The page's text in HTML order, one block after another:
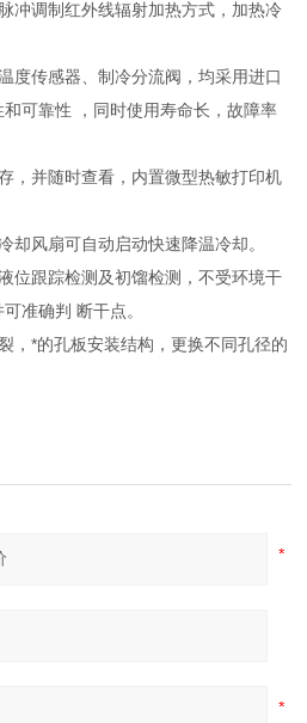
冲调制红外线辐射加热方式，加热冷
度传感器、制冷分流阀，均采用进口
可靠性 ，同时使用寿命长，故障率
，并随时查看，内置微型热敏打印机
却风扇可自动启动快速降温冷却。
位跟踪检测及初馏检测，不受环境干
准确判 断干点。
，*的孔板安装结构，更换不同孔径的